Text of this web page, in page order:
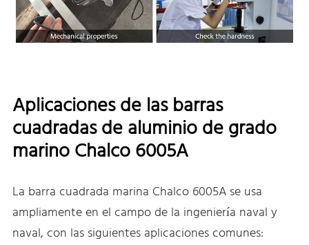
Aplicaciones de las barras
cuadradas de aluminio de grado
marino Chalco 6005A
La barra cuadrada marina Chalco 6005A se usa
ampliamente en el campo de la ingeniería naval y
naval, con las siguientes aplicaciones comunes: